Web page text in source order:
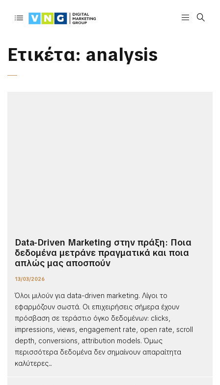
Ετικέτα: analysis
Data-Driven Marketing στην πράξη: Ποια
δεδομένα μετράνε πραγματικά και ποια
απλώς μας αποσπούν
13/03/2026
Όλοι μιλούν για data-driven marketing. Λίγοι το
εφαρμόζουν σωστά. Οι επιχειρήσεις σήμερα έχουν
πρόσβαση σε τεράστιο όγκο δεδομένων: clicks,
impressions, views, engagement rate, open rate, scroll
depth, conversions, attribution models. Όμως
περισσότερα δεδομένα δεν σημαίνουν απαραίτητα
καλύτερες...